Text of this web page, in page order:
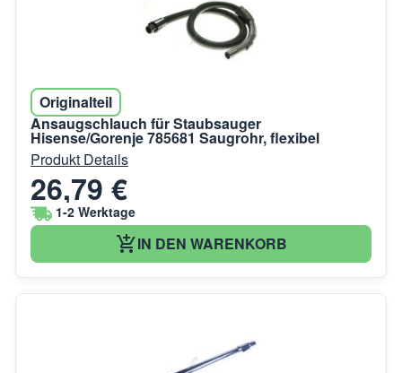
Originalteil
Ansaugschlauch für Staubsauger
Hisense/Gorenje 785681 Saugrohr, flexibel
Produkt Details
26,79 €
1-2 Werktage
IN DEN WARENKORB